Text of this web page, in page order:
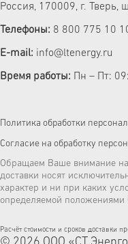
Россия, 170009, г. Тверь,
Телефоны: 8 800 775 10
E-mail: info@ltenergy.ru
Время работы: Пн – Пт:
Политика обработки
Согласие на обработку
Обращаем Ваше внимание
доставки носят
характер и ни при каких
определяемой положениями
Расчёт стоимости и сроков доставки